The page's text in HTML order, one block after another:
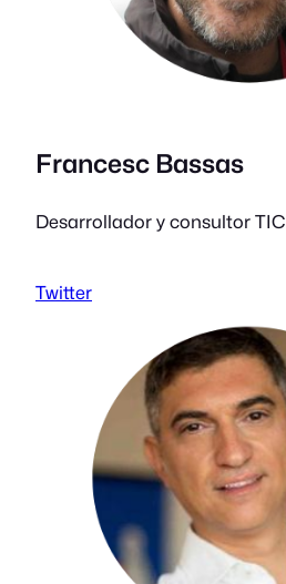
Francesc Bassas
Desarrollador y consultor TIC
Twitter